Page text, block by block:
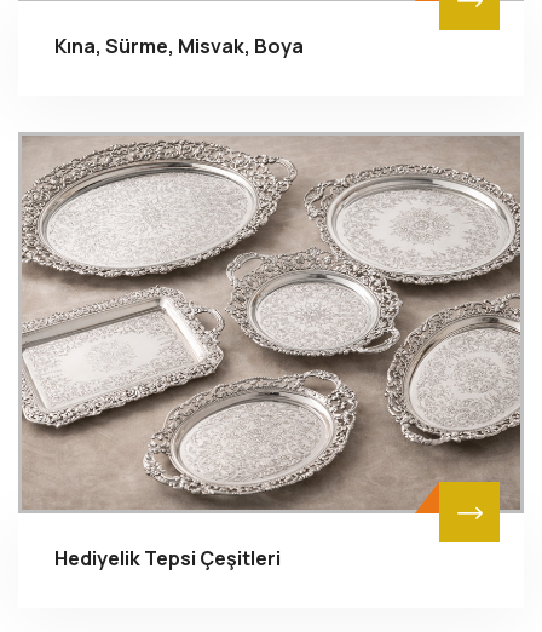
Kına, Sürme, Misvak, Boya
Hediyelik Tepsi Çeşitleri